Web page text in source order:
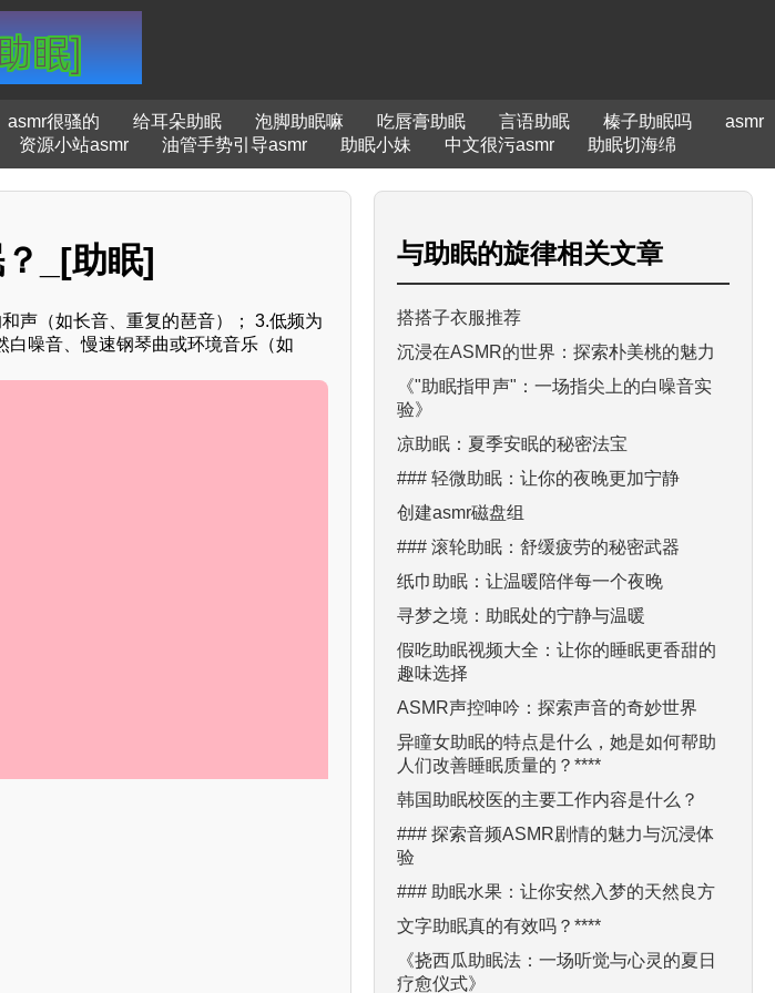
asmr很骚的 给耳朵助眠 泡脚助眠嘛 吃唇膏助眠 言语助眠 榛子助眠吗
asmr
资源小站asmr 油管手势引导asmr 助眠小妹 中文很污asmr 助眠切海绵
_[助眠]
声（如长音、重复的琶音）； 3.低频为
白噪音、慢速钢琴曲或环境音乐（如
与助眠的旋律相关文章
搭搭子衣服推荐
沉浸在ASMR的世界：探索朴美桃的魅力
《"助眠指甲声"：一场指尖上的白噪音实
验》
凉助眠：夏季安眠的秘密法宝
### 轻微助眠：让你的夜晚更加宁静
创建asmr磁盘组
### 滚轮助眠：舒缓疲劳的秘密武器
纸巾助眠：让温暖陪伴每一个夜晚
寻梦之境：助眠处的宁静与温暖
假吃助眠视频大全：让你的睡眠更香甜的
趣味选择
ASMR声控呻吟：探索声音的奇妙世界
异瞳女助眠的特点是什么，她是如何帮助
人们改善睡眠质量的？****
韩国助眠校医的主要工作内容是什么？
### 探索音频ASMR剧情的魅力与沉浸体
验
### 助眠水果：让你安然入梦的天然良方
文字助眠真的有效吗？****
《挠西瓜助眠法：一场听觉与心灵的夏日
疗愈仪式》